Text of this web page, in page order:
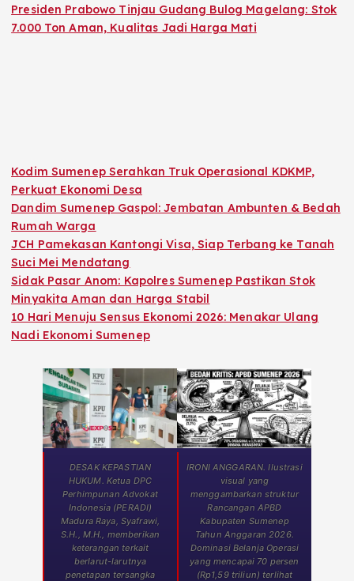
Presiden Prabowo Tinjau Gudang Bulog Magelang: Stok
7.000 Ton Aman, Kualitas Jadi Harga Mati
Kodim Sumenep Serahkan Truk Operasional KDKMP,
Perkuat Ekonomi Desa
Dandim Sumenep Gaspol: Jembatan Ambunten & Bedah
Rumah Warga
JCH Pamekasan Kantongi Visa, Siap Terbang ke Tanah
Suci Mei Mendatang
Sidak Pasar Anom: Kapolres Sumenep Pastikan Stok
Minyakita Aman dan Harga Stabil
10 Hari Menuju Sensus Ekonomi 2026: Menakar Ulang
Nadi Ekonomi Sumenep
DESAK KEPASTIAN
HUKUM. Ketua DPC
Perhimpunan Advokat
Indonesia (PERADI)
Madura Raya, Syafrawi,
S.H., M.H., memberikan
keterangan terkait
berlarut-larutnya
penetapan tersangka
IRONI ANGGARAN. Ilustrasi
visual yang
menggambarkan struktur
Rancangan APBD
Kabupaten Sumenep
Tahun Anggaran 2026.
Dominasi Belanja Operasi
yang mencapai 70 persen
(Rp1,59 triliun) terlihat